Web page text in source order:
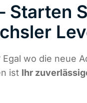
Starten
wo die neue
ist Ihr